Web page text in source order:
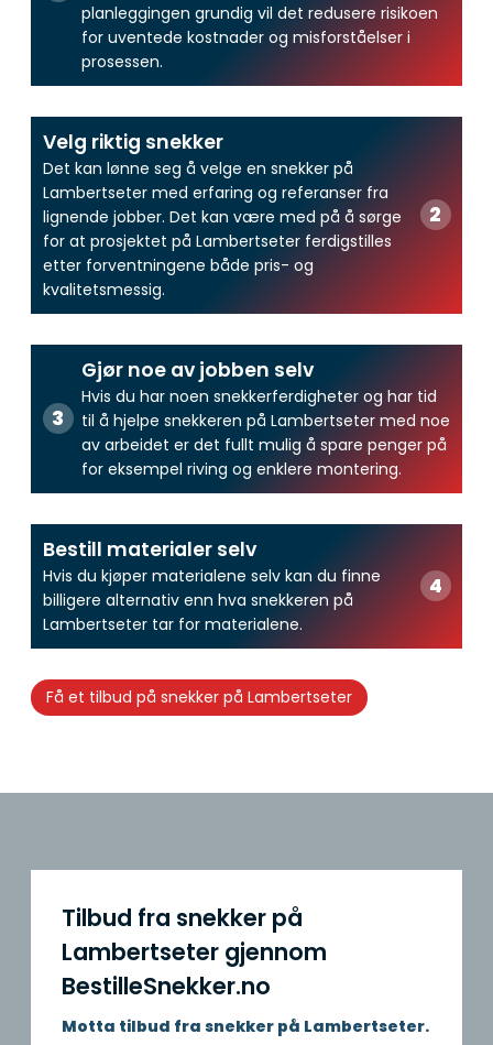
planleggingen grundig vil det redusere risikoen
for uventede kostnader og misforståelser i
prosessen.
Velg riktig snekker
Det kan lønne seg å velge en snekker på
Lambertseter med erfaring og referanser fra
lignende jobber. Det kan være med på å sørge
for at prosjektet på Lambertseter ferdigstilles
etter forventningene både pris- og
kvalitetsmessig.
Gjør noe av jobben selv
Hvis du har noen snekkerferdigheter og har tid
til å hjelpe snekkeren på Lambertseter med noe
av arbeidet er det fullt mulig å spare penger på
for eksempel riving og enklere montering.
Bestill materialer selv
Hvis du kjøper materialene selv kan du finne
billigere alternativ enn hva snekkeren på
Lambertseter tar for materialene.
Få et tilbud på snekker på Lambertseter
Tilbud fra snekker på
Lambertseter gjennom
BestilleSnekker.no
Motta tilbud fra snekker på Lambertseter.